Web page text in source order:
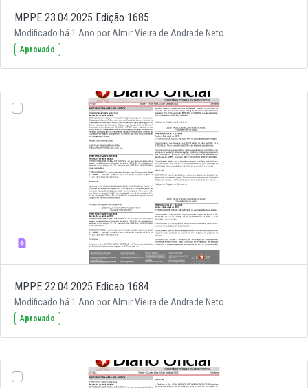
MPPE 23.04.2025 Edição 1685
Modificado há 1 Ano por Almir Vieira de Andrade Neto.
Aprovado
MPPE 22.04.2025 Edicao 1684
Modificado há 1 Ano por Almir Vieira de Andrade Neto.
Aprovado